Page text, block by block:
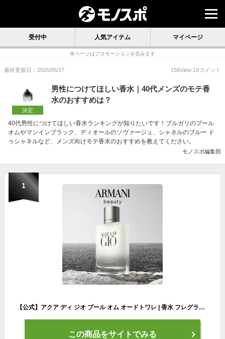
受付中 人気アイテム マイページ
本ページはプロモーションを含みます
最終更新日：2026/06/27 156View 19コメント
決定
男性につけてほしい香水｜40代メンズのモテ香
水のおすすめは？
40代男性につけてほしい香水ランキングが知りたいです！ブルガリのプール
オムやマンインブラック、ディオールのソヴァージュ、シャネルのブルー ド
ゥシャネルなど、メンズ向けモテ香水のおすすめを教えてください。
モノスポ編集部
1
【公式】アクア ディ ジオ プール オム オードトワレ | 香水 フレグランス ジョルジオ アルマーニ giorgio armani beauty | 50mL 100mL セット キット | メンズ 男性 正規品 プレゼント 誕生日 ギフト バレンタイン 送料無料
この商品をサイトでみる